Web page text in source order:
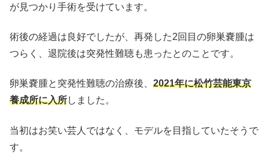
が見つかり手術を受けています。
術後の経過は良好でしたが、再発した2回目の卵巣嚢腫は
つらく、退院後は突発性難聴も患ったとのことです。
卵巣嚢腫と突発性難聴の治療後、 2021年に松竹芸能東京
養成所に入所しました。
当初はお笑い芸人ではなく、モデルを目指していたそうで
す。